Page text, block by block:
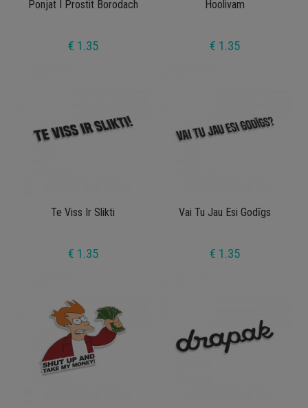
Ponjat I Prostit Borodach
€ 1.35
Hoolivam
€ 1.35
Te Viss Ir Slikti
€ 1.35
Vai Tu Jau Esi Godīgs
€ 1.35